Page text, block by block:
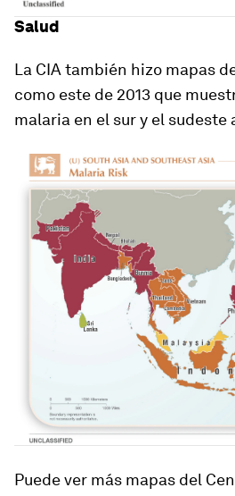
Salud
La CIA también hizo mapas
como este de 2013 que
malaria en el sur y el sudeste
Puede ver más mapas del